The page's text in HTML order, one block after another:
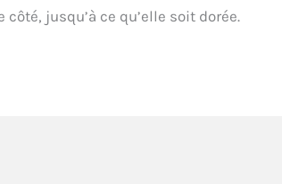
jusqu’à ce qu’elle soit dorée.